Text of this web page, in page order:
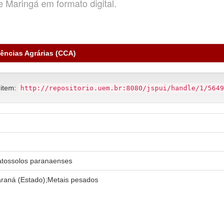
Maringá em formato digital.
Agrárias (CCA)
http://repositorio.uem.br:8080/jspui/handle/1/5649
paranaenses
(Estado);Metais pesados